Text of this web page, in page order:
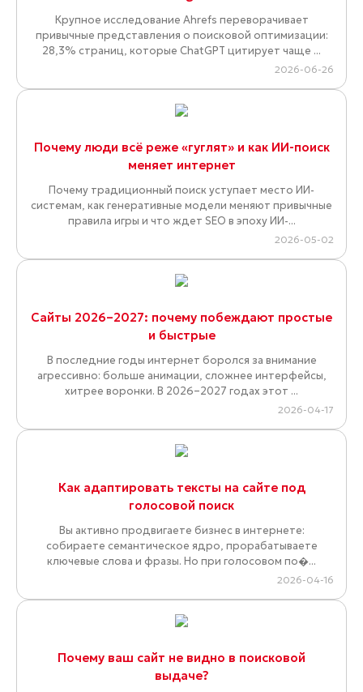
Крупное исследование Ahrefs переворачивает
привычные представления о поисковой оптимизации:
28,3% страниц, которые ChatGPT цитирует чаще ...
2026-06-26
Почему люди всё реже «гуглят» и как ИИ-поиск
меняет интернет
Почему традиционный поиск уступает место ИИ-
системам, как генеративные модели меняют привычные
правила игры и что ждет SEO в эпоху ИИ-...
2026-05-02
Сайты 2026–2027: почему побеждают простые
и быстрые
В последние годы интернет боролся за внимание
агрессивно: больше анимации, сложнее интерфейсы,
хитрее воронки. В 2026–2027 годах этот ...
2026-04-17
Как адаптировать тексты на сайте под
голосовой поиск
Вы активно продвигаете бизнес в интернете:
собираете семантическое ядро, прорабатываете
ключевые слова и фразы. Но при голосовом по�...
2026-04-16
Почему ваш сайт не видно в поисковой
выдаче?